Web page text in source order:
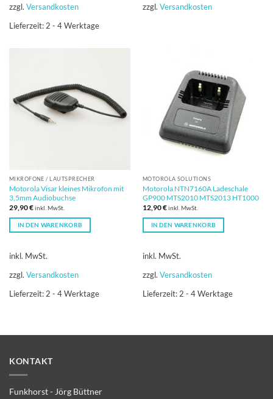
zzgl. Versandkosten
Lieferzeit: 2 - 4 Werktage
zzgl. Versandkosten
MIKROFONE / LAUTSPRECHER
Motorola Visar kleines Mikrofon mit
3,5mm Audiobuchse
29,90€inkl. MwSt.
IN DEN WARENKORB
inkl. MwSt.
zzgl. Versandkosten
Lieferzeit:2 - 4 Werktage
MOTOROLA SOLUTIONS
Motorola NTN7160A Ladeschale
GP900 MTS2010 MTS2013 HT1000
12,90€inkl. MwSt.
IN DEN WARENKORB
inkl. MwSt.
zzgl. Versandkosten
Lieferzeit:2 - 4 Werktage
KONTAKT
Funkhorst - Jörg Büttner